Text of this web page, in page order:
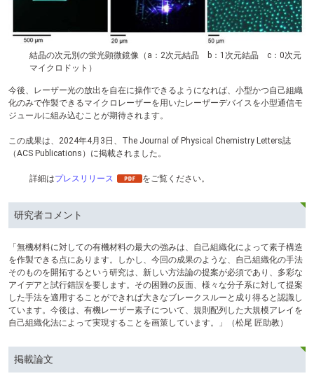
結晶の次元別の蛍光顕微鏡像（a：2次元結晶 b：1次元結晶 c：0次元
マイクロドット）
今後、レーザー光の放出を自在に操作できるようになれば、小型かつ自己組織
化のみで作製できるマイクロレーザーを用いたレーザーデバイスを小型通信モ
ジュールに組み込むことが期待されます。
この成果は、2024年4月3日、The Journal of Physical Chemistry Letters誌
（ACS Publications）に掲載されました。
詳細はプレスリリース をご覧ください。
研究者コメント
「無機材料に対しての有機材料の最大の強みは、自己組織化によって素子構造
を作製できる点にあります。しかし、今回の成果のような、自己組織化の手法
そのものを開拓するという研究は、新しい方法論の提案が必須であり、多彩な
アイデアと試行錯誤を要します。その困難の反面、様々な分子系に対して提案
した手法を適用することができれば大きなブレークスルーと成り得ると認識し
ています。今後は、有機レーザー素子について、規則配列した大規模アレイを
自己組織化法によって実現することを画策しています。」（松尾 匠助教）
掲載論文